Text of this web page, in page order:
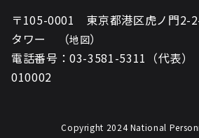
〒105-0001 東京都港区虎ノ門2-
タワー （地図）
電話番号：03-3581-5311（代表
010002
Copyright 2024 National